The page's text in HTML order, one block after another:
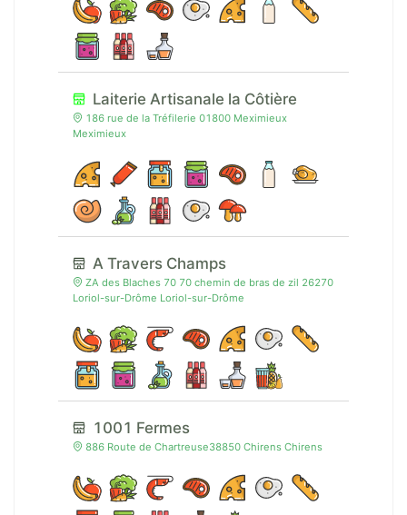
Laiterie Artisanale la Côtière
186 rue de la Tréfilerie 01800 Meximieux
Meximieux
A Travers Champs
ZA des Blaches 70 70 chemin de bras de zil 26270
Loriol-sur-Drôme Loriol-sur-Drôme
1001 Fermes
886 Route de Chartreuse38850 Chirens Chirens